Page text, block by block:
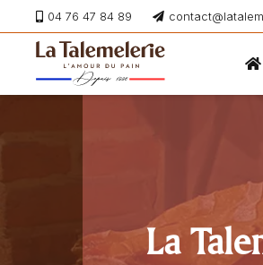
04 76 47 84 89
La